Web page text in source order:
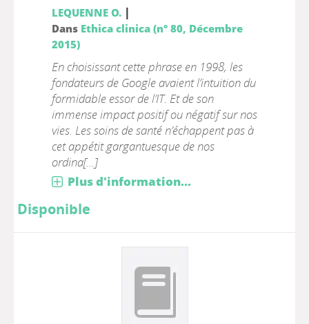
LEQUENNE O. |
Dans Ethica clinica (n° 80, Décembre
2015)
En choisissant cette phrase en 1998, les
fondateurs de Google avaient l’intuition du
formidable essor de l’IT. Et de son
immense impact positif ou négatif sur nos
vies. Les soins de santé n’échappent pas à
cet appétit gargantuesque de nos
ordina[...]
Plus d'information...
Disponible